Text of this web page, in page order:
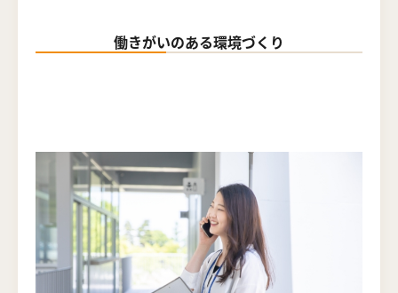
働きがいのある環境づくり